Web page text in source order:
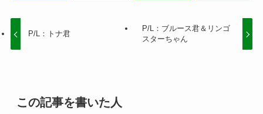
P/L：トナ君
P/L：ブルース君＆リンゴ
スターちゃん
この記事を書いた人